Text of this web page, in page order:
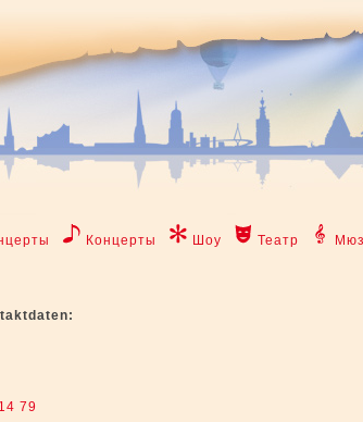
Концерты Шоу Театр
79